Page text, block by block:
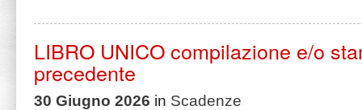
LIBRO UNICO compilazione e/o
precedente
30 Giugno 2026 in Scadenze